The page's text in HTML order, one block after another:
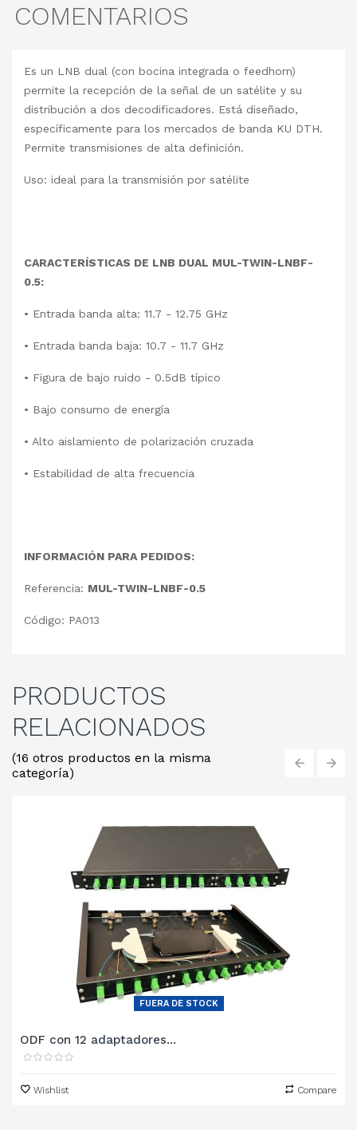
COMENTARIOS
Es un LNB dual (con bocina integrada o feedhorn)
permite la recepción de la señal de un satélite y su
distribución a dos decodificadores. Está diseñado,
específicamente para los mercados de banda KU DTH.
Permite transmisiones de alta definición.
Uso: ideal para la transmisión por satélite
CARACTERÍSTICAS DE LNB DUAL MUL-TWIN-LNBF-
0.5:
• Entrada banda alta: 11.7 - 12.75 GHz
• Entrada banda baja: 10.7 - 11.7 GHz
• Figura de bajo ruido - 0.5dB típico
• Bajo consumo de energía
• Alto aislamiento de polarización cruzada
• Estabilidad de alta frecuencia
INFORMACIÓN PARA PEDIDOS:
Referencia: MUL-TWIN-LNBF-0.5
Código: PA013
PRODUCTOS
RELACIONADOS
(16 otros productos en la misma
categoría)
FUERA DE STOCK
ODF con 12 adaptadores...
Wishlist Compare